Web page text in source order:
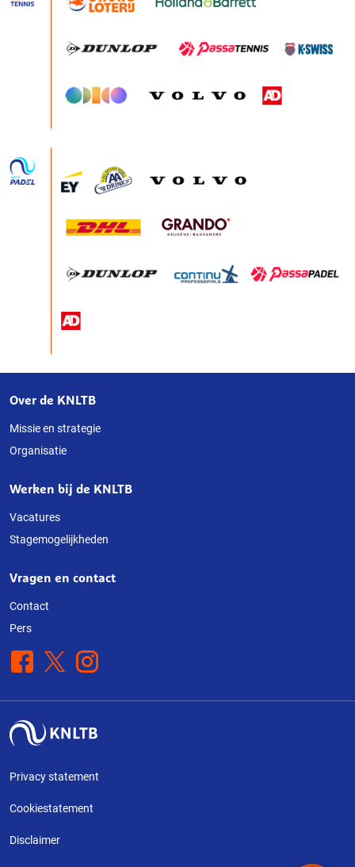
Over
deze
website
Over de KNLTB
Missie en strategie
Organisatie
Werken bij de KNLTB
Vacatures
Stagemogelijkheden
Vragen en contact
Contact
Pers
Facebook
X Instagram
Privacy statement
Cookiestatement
Disclaimer